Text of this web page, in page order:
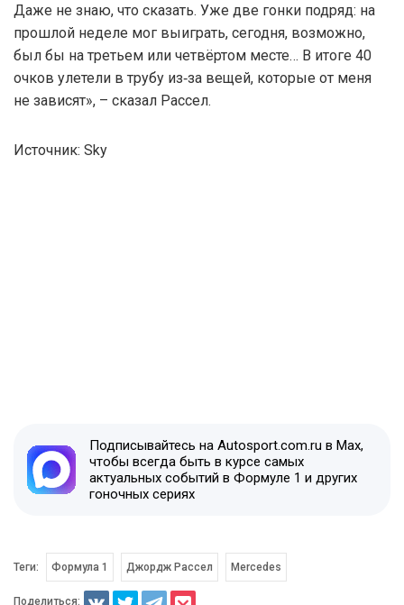
Даже не знаю, что сказать. Уже две гонки подряд: на
прошлой неделе мог выиграть, сегодня, возможно,
был бы на третьем или четвёртом месте… В итоге 40
очков улетели в трубу из‑за вещей, которые от меня
не зависят», – сказал Рассел.
Источник: Sky
Подписывайтесь на Autosport.com.ru в Max,
чтобы всегда быть в курсе самых
актуальных событий в Формуле 1 и других
гоночных сериях
Теги: Формула 1 Джордж Рассел Mercedes
Поделиться: